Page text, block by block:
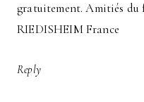
gratuitement. Amitiés du
RIEDISHEIM France
Reply